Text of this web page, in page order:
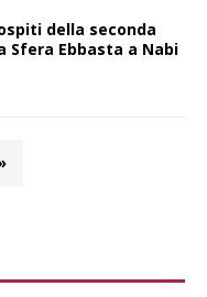
della seconda
Sfera Ebbasta a Nabi